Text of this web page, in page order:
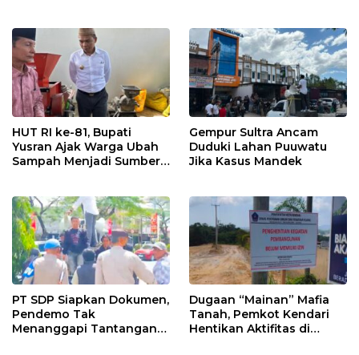
Kerakyatan
HUT RI ke-81, Bupati
Yusran Ajak Warga Ubah
Sampah Menjadi Sumber
Gempur Sultra Ancam
Duduki Lahan Puuwatu
Jika Kasus Mandek
PT SDP Siapkan Dokumen,
Pendemo Tak
Menanggapi Tantangan
Dugaan “Mainan” Mafia
Tanah, Pemkot Kendari
Hentikan Aktifitas di